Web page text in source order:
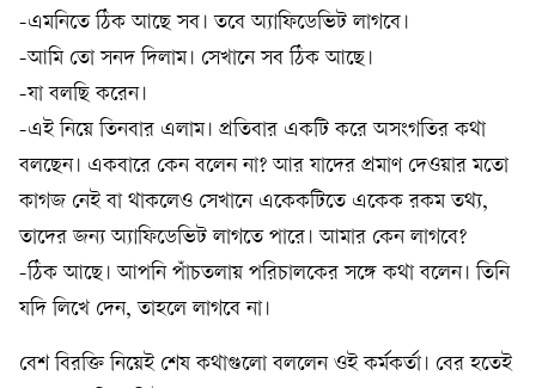
-এমনিতে ঠিক আছে সব। তবে অ্যাফিডেভিট লাগবে।
-আমি তো সনদ দিলাম। সেখানে সব ঠিক আছে।
-যা বলছি করেন।
-এই নিয়ে তিনবার এলাম। প্রতিবার একটি করে অসংগতির কথা
বলছেন। একবারে কেন বলেন না? আর যাদের প্রমাণ দেওয়ার মতো
কাগজ নেই বা থাকলেও সেখানে একেকটিতে একেক রকম তথ্য,
তাদের জন্য অ্যাফিডেভিট লাগতে পারে। আমার কেন লাগবে?
-ঠিক আছে। আপনি পাঁচতলায় পরিচালকের সঙ্গে কথা বলেন। তিনি
যদি লিখে দেন, তাহলে লাগবে না।
বেশ বিরক্তি নিয়েই শেষ কথাগুলো বললেন ওই কর্মকর্তা। বের হতেই